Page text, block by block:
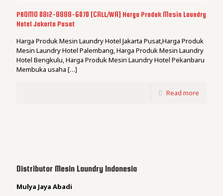
PROMO 0812-8888-6070 [CALL/WA] Harga Produk Mesin Laundry
Hotel Jakarta Pusat
Harga Produk Mesin Laundry Hotel Jakarta Pusat,Harga Produk
Mesin Laundry Hotel Palembang, Harga Produk Mesin Laundry
Hotel Bengkulu, Harga Produk Mesin Laundry Hotel Pekanbaru
Membuka usaha […]
Read more
Distributor Mesin Laundry Indonesia
Mulya Jaya Abadi